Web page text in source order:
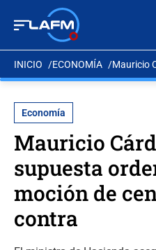
INICIO ECONOMÍA Mauricio
Economía
Mauricio
supuesta
moción de
contra